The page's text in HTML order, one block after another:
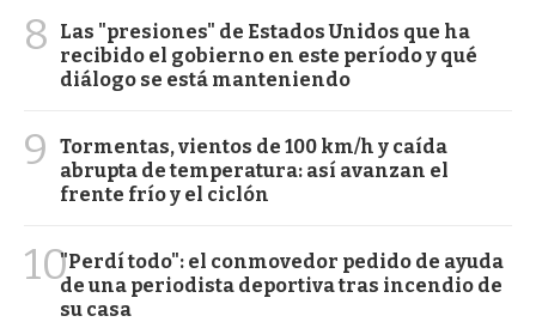
8
Las "presiones" de Estados Unidos que ha
recibido el gobierno en este período y qué
diálogo se está manteniendo
9
Tormentas, vientos de 100 km/h y caída
abrupta de temperatura: así avanzan el
frente frío y el ciclón
10"Perdí todo": el conmovedor pedido de ayuda
de una periodista deportiva tras incendio de
su casa